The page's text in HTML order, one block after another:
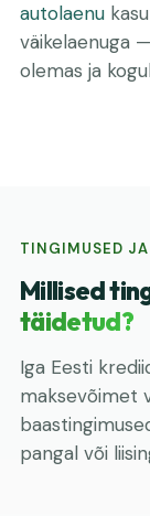
autolaenu
väikelaenuga
olemas ja
TINGIMUSED
Millised
täidetud?
Iga Eesti
maksevõimet
pangal või